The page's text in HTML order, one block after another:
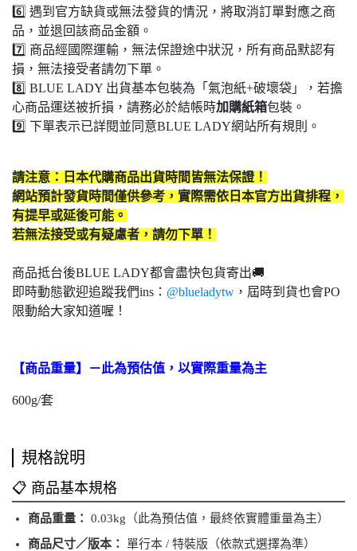
6️⃣ 遇到官方缺貨或無法發貨的情況，將取消訂單對應之商
品，並退回該商品金額。
7️⃣ 商品經國際運輸，無法保證途中狀況，所有商品默認有
損，無法接受者請勿下單。
8️⃣ BLUE LADY 出貨基本包裝為「氣泡紙+破壞袋」，若擔
心商品運送被折損，請務必於結帳時加購紙箱包裝。
9️⃣ 下單表示已詳閱並同意BLUE LADY網站所有規則。
請注意：日本代購商品出貨時間皆無法保證！
網站預計發貨時間僅供參考，實際需依日本官方出貨排程，
有提早或延後可能。
若無法接受或有疑慮者，請勿下單！
商品抵台後BLUE LADY都會盡快包貨寄出🚚
即時動態歡迎追蹤我們ins： @blueladytw ，屆時到貨也會PO
限動給大家知道喔！
【商品重量】 －此為預估值，以實際重量為主
600g/套
規格說明
📋 商品基本規格
商品重量： 0.03kg（此為預估值，最終依實體重量為主）
商品尺寸／版本：
單行本 / 特裝版（依款式選擇為準）